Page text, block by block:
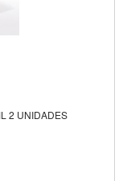
2 UNIDADES